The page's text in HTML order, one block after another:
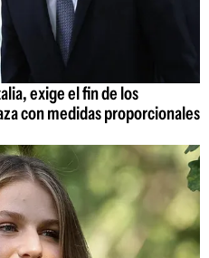
exige el fin de los
con medidas proporcionales